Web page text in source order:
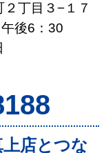
丁目３−１７
後6：30
店とつな